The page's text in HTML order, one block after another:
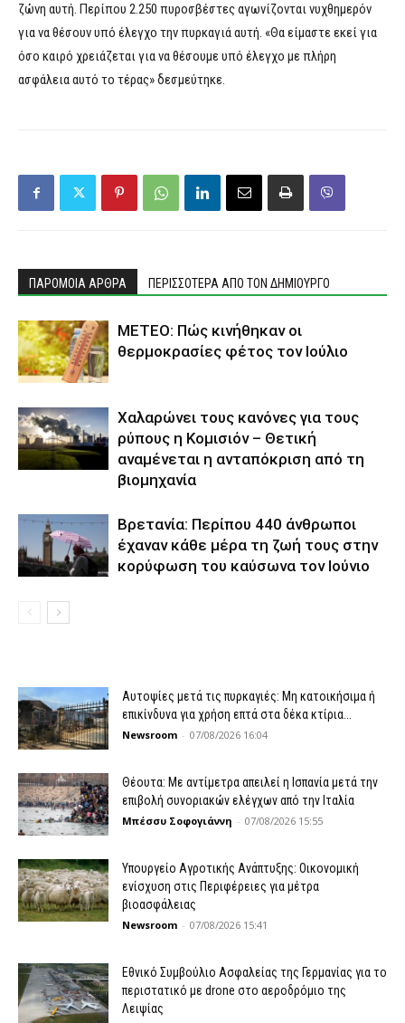
ζώνη αυτή. Περίπου 2.250 πυροσβέστες αγωνίζονται νυχθημερόν
για να θέσουν υπό έλεγχο την πυρκαγιά αυτή. «Θα είμαστε εκεί για
όσο καιρό χρειάζεται για να θέσουμε υπό έλεγχο με πλήρη
ασφάλεια αυτό το τέρας» δεσμεύτηκε.
ΠΑΡΟΜΟΙΑ ΑΡΘΡΑ ΠΕΡΙΣΣΟΤΕΡΑ ΑΠΟ ΤΟΝ ΔΗΜΙΟΥΡΓΟ
ΜΕΤΕΟ: Πώς κινήθηκαν οι
θερμοκρασίες φέτος τον Ιούλιο
Χαλαρώνει τους κανόνες για τους
ρύπους η Κομισιόν – Θετική
αναμένεται η ανταπόκριση από τη
βιομηχανία
Βρετανία: Περίπου 440 άνθρωποι
έχαναν κάθε μέρα τη ζωή τους στην
κορύφωση του καύσωνα τον Ιούνιο
Αυτοψίες μετά τις πυρκαγιές: Μη κατοικήσιμα ή
επικίνδυνα για χρήση επτά στα δέκα κτίρια...
Newsroom - 07/08/2026 16:04
Θέουτα: Με αντίμετρα απειλεί η Ισπανία μετά την
επιβολή συνοριακών ελέγχων από την Ιταλία
Μπέσσυ Σοφογιάννη - 07/08/2026 15:55
Υπουργείο Αγροτικής Ανάπτυξης: Οικονομική
ενίσχυση στις Περιφέρειες για μέτρα
βιοασφάλειας
Newsroom - 07/08/2026 15:41
Εθνικό Συμβούλιο Ασφαλείας της Γερμανίας για το
περιστατικό με drone στο αεροδρόμιο της
Λειψίας